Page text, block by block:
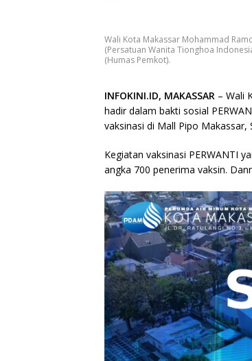
Wali Kota Makassar Mohammad
(Persatuan Wanita Tionghoa
(Humas Pemkot).
INFOKINI.ID, MAKASSAR – Wali
hadir dalam bakti sosial
vaksinasi di Mall Pipo Makassar,
Kegiatan vaksinasi PERWANTI
angka 700 penerima vaksin.